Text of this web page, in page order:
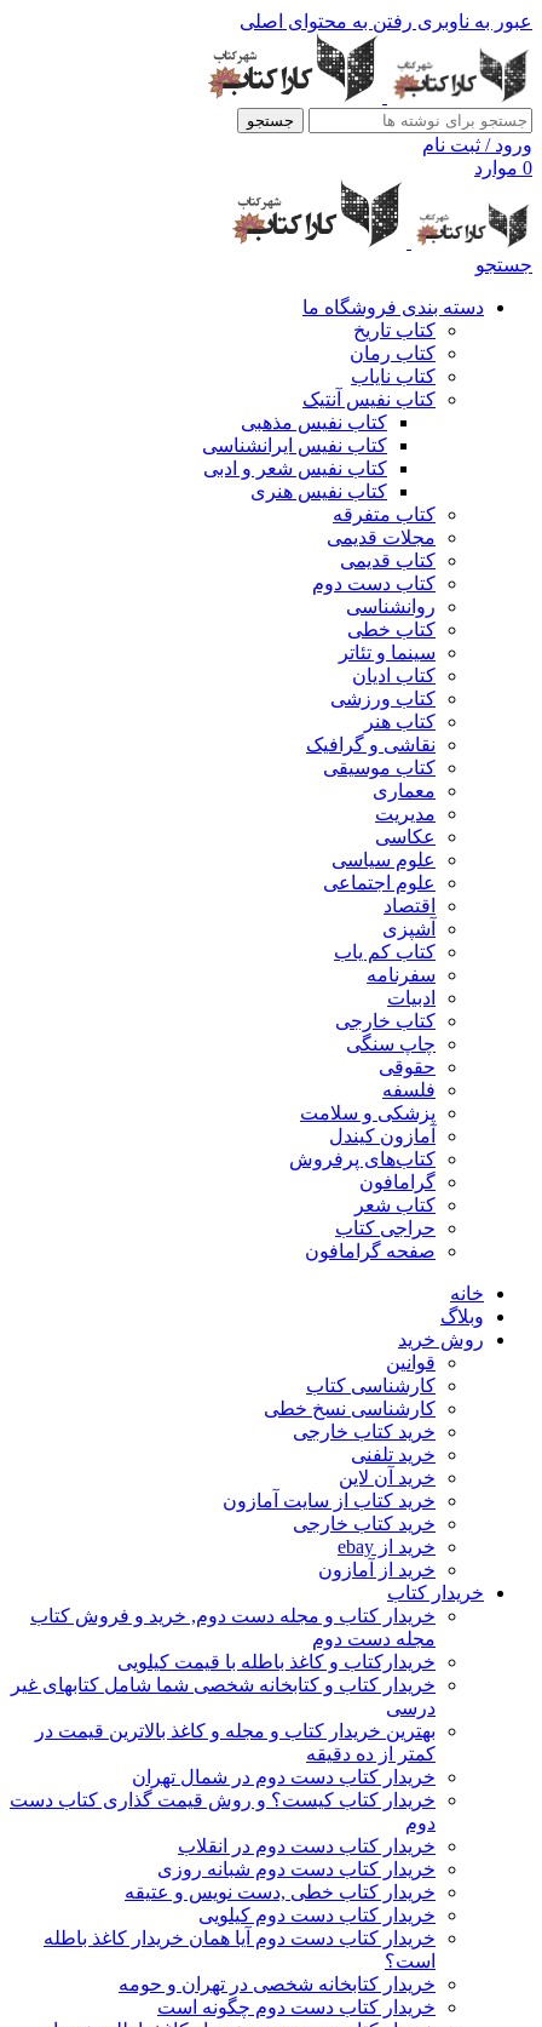
عبور به ناوبری رفتن به محتوای اصلی
جستجو
ورود / ثبت نام
0 موارد
جستجو
دسته بندی فروشگاه ما
کتاب تاریخ
کتاب رمان
کتاب نایاب
کتاب نفیس آنتیک
کتاب نفیس مذهبی
کتاب نفیس ایرانشناسی
کتاب نفیس شعر و ادبی
کتاب نفیس هنری
کتاب متفرقه
مجلات قدیمی
کتاب قدیمی
کتاب دست دوم
روانشناسی
کتاب خطی
سینما و تئاتر
کتاب ادیان
کتاب ورزشی
کتاب هنر
نقاشی و گرافیک
کتاب موسیقی
معماری
مدیریت
عکاسی
علوم سیاسی
علوم اجتماعی
اقتصاد
آشپزی
کتاب کم یاب
سفرنامه
ادبیات
کتاب خارجی
چاپ سنگی
حقوقی
فلسفه
پزشکی و سلامت
آمازون کیندل
کتاب‌های پرفروش
گرامافون
کتاب شعر
حراجی کتاب
صفحه گرامافون
خانه
وبلاگ
روش خرید
قوانین
کارشناسی کتاب
کارشناسی نسخ خطی
خرید کتاب خارجی
خرید تلفنی
خرید آن لاین
خرید کتاب از سایت آمازون
خرید کتاب خارجی
خرید از ebay
خرید از آمازون
خریدار کتاب
خریدار کتاب و مجله دست دوم, خرید و فروش کتاب
مجله دست دوم
خریدارکتاب و کاغذ باطله با قیمت کیلویی
خریدار کتاب و کتابخانه شخصی شما شامل کتابهای غیر
درسی
بهترین خریدار کتاب و مجله و کاغذ بالاترین قیمت در
کمتر از ده دقیقه
خریدار کتاب دست دوم در شمال تهران
خریدار کتاب کیست؟ و روش قیمت گذاری کتاب دست
دوم
خریدار کتاب دست دوم در انقلاب
خریدار کتاب دست دوم شبانه روزی
خریدار کتاب خطی ,دست نویس و عتیقه
خریدار کتاب دست دوم کیلویی
خریدار کتاب دست دوم آیا همان خریدار کاغذ باطله
است؟
خریدار کتابخانه شخصی در تهران و حومه
خریدار کتاب دست دوم چگونه است